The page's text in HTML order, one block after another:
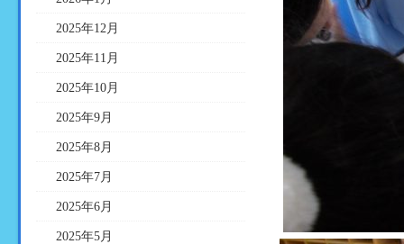
2025年12月
2025年11月
2025年10月
2025年9月
2025年8月
2025年7月
2025年6月
2025年5月